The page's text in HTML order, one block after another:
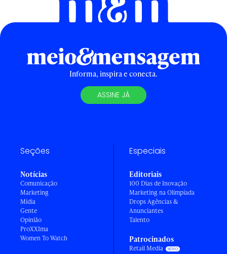
Informa, inspira e conecta.
ASSINE JÁ
Seções
Notícias
Comunicação
Marketing
Mídia
Gente
Opinião
ProXXIma
Women To Watch
Especiais
Editoriais
100 Dias de Inovação
Marketing na Olimpíada
Drops Agências &
Anunciantes
Talento
Patrocinados
Retail Media